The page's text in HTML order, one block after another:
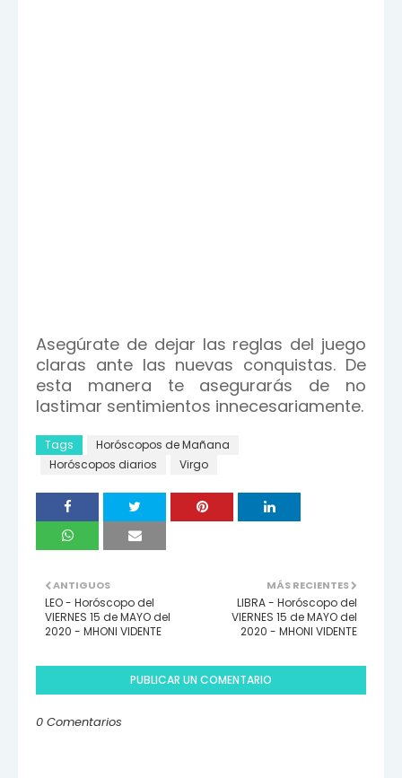
Asegúrate de dejar las reglas del juego
claras ante las nuevas conquistas. De
esta manera te asegurarás de no
lastimar sentimientos innecesariamente.
Tags
Horóscopos de Mañana
Horóscopos diarios
Virgo
MÁS RECIENTES
LIBRA - Horóscopo del
VIERNES 15 de MAYO del
2020 - MHONI VIDENTE
ANTIGUOS
LEO - Horóscopo del
VIERNES 15 de MAYO del
2020 - MHONI VIDENTE
PUBLICAR UN COMENTARIO
0 Comentarios